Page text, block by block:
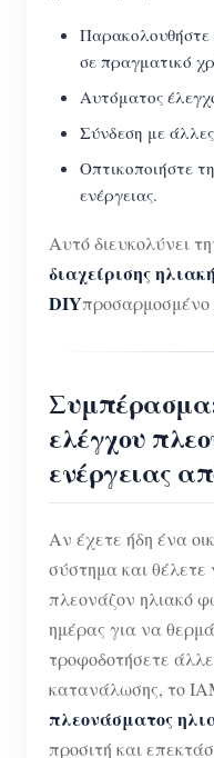
σε πραγματικό
Αυτόματος
Σύνδεση με
Οπτικοποιήστε
ενέργειας.
Αυτό διευκολύνει
διαχείρισης
DIYπροσαρμοσμένο
ελέγχου
ενέργειας
Αν έχετε ήδη ένα
σύστημα και θέλετε
πλεονάζον ηλιακό
ημέρας για να
τροφοδοτήσετε
κατανάλωσης, το
πλεονάσματος
προσιτή και